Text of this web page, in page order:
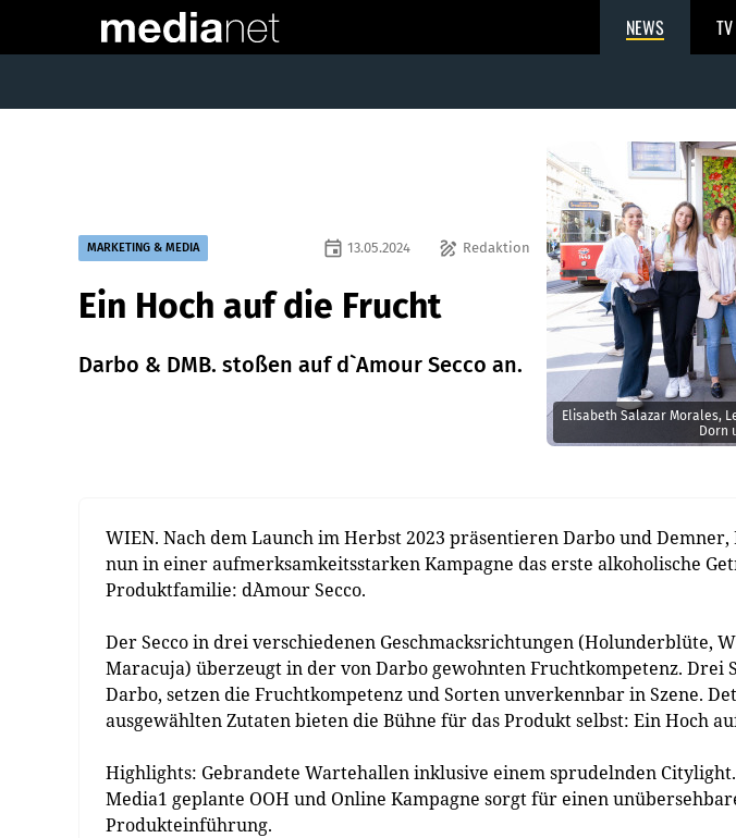
NEWS TV
Elisabeth Salazar Morales,
Dorn
MARKETING & MEDIA draw Redaktion
event 13.05.2024
Ein Hoch auf die Frucht
Darbo & DMB. stoßen auf d`Amour Secco an.
WIEN. Nach dem Launch im Herbst 2023 präsentieren Darbo und
nun in einer aufmerksamkeitsstarken Kampagne das erste alkoholische
Produktfamilie: d`Amour Secco.
Der Secco in drei verschiedenen Geschmacksrichtungen (Holunderblüte,
Maracuja) überzeugt in der von Darbo gewohnten Fruchtkompetenz. Drei
Darbo, setzen die Fruchtkompetenz und Sorten unverkennbar in Szene.
ausgewählten Zutaten bieten die Bühne für das Produkt selbst: Ein Hoch
Highlights: Gebrandete Wartehallen inklusive einem sprudelnden
Media1 geplante OOH und Online Kampagne sorgt für einen
Produkteinführung.